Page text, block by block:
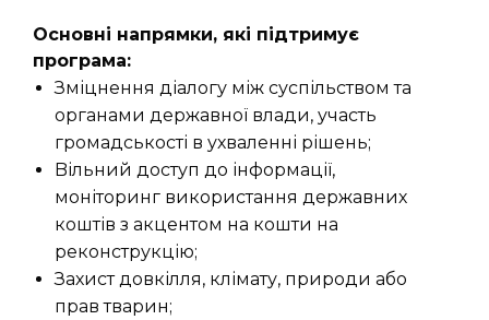
Основні напрямки, які підтримує
програма:
Зміцнення діалогу між суспільством та
органами державної влади, участь
громадськості в ухваленні рішень;
Bільний доступ до інформації,
моніторинг використання державних
коштів з акцентом на кошти на
реконструкцію;
Захист довкілля, клімату, природи або
прав тварин;